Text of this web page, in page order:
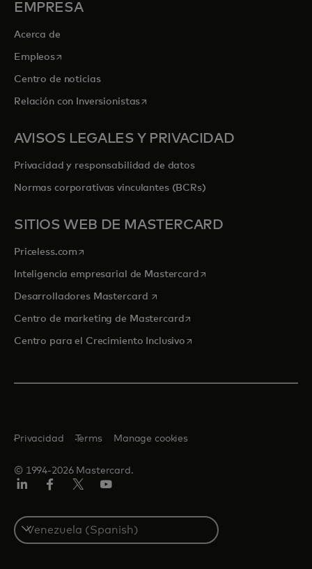
EMPRESA
Acerca de
Empleosse abre en una pestaña nueva
Centro de noticias
Relación con Inversionistasse abre en una pestaña nueva
AVISOS LEGALES Y PRIVACIDAD
Privacidad y responsabilidad de datos
Normas corporativas vinculantes (BCRs)
SITIOS WEB DE MASTERCARD
Priceless.com se abre en una pestaña nueva
Inteligencia empresarial de Mastercardse abre en una pestaña
Desarrolladores Mastercard se abre en una pestaña nueva
Centro de marketing de Mastercardse abre en una pestaña
Centro para el Crecimiento Inclusivose abre en una pestaña
© 1994-2026 Mastercard.
Privacidad Terms Manage cookies
Select
a
country